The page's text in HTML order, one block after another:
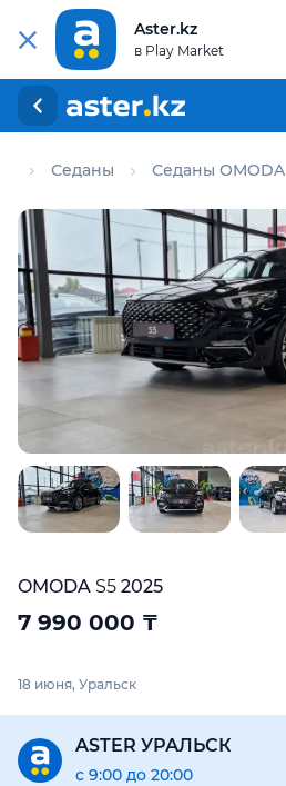
Aster.kz
в Play Market
Седаны Седаны OMODA
OMODA S5 2025
7 990 000 ₸
18 июня, Уральск
ASTER УРАЛЬСК
с 9:00 до 20:00